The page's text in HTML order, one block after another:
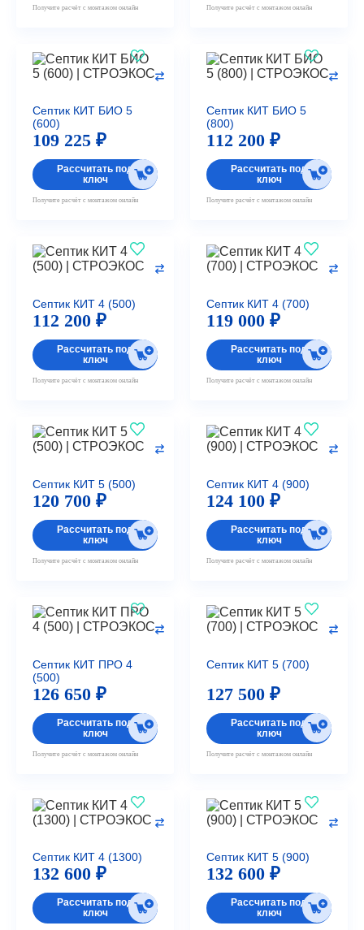
Получите расчёт с монтажом онлайн Получите расчёт с монтажом онлайн
Септик КИТ БИО 5
(600)
109 225 ₽
Рассчитать под
ключ
Получите расчёт с монтажом онлайн
Септик КИТ БИО 5
(800)
112 200 ₽
Рассчитать под
ключ
Получите расчёт с монтажом онлайн
Септик КИТ 4 (500)
112 200 ₽
Рассчитать под
ключ
Получите расчёт с монтажом онлайн
Септик КИТ 4 (700)
119 000 ₽
Рассчитать под
ключ
Получите расчёт с монтажом онлайн
Септик КИТ 5 (500)
120 700 ₽
Рассчитать под
ключ
Получите расчёт с монтажом онлайн
Септик КИТ 4 (900)
124 100 ₽
Рассчитать под
ключ
Получите расчёт с монтажом онлайн
Септик КИТ ПРО 4
(500)
126 650 ₽
Рассчитать под
ключ
Получите расчёт с монтажом онлайн
Септик КИТ 5 (700)
127 500 ₽
Рассчитать под
ключ
Получите расчёт с монтажом онлайн
Септик КИТ 4 (1300)
132 600 ₽
Рассчитать под
ключ
Септик КИТ 5 (900)
132 600 ₽
Рассчитать под
ключ